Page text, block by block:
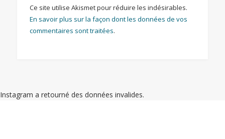
Ce site utilise Akismet pour réduire les indésirables.
En savoir plus sur la façon dont les données de vos
commentaires sont traitées.
Instagram a retourné des données invalides.